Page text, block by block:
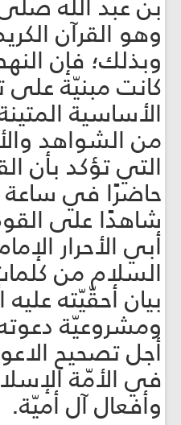
وهو القرآن
وبذلك؛ فإن
كانت مبنيّة على
الأساسية
من الشواهد
التي تؤكد بأن
حاضرًا في ساعة
شاهدًا على
أبي الأحرار
السلام من
بيان أحقّيّته
ومشروعيّة
أجل تصحيح
في الأمّة
وأفعال آل أميّة.